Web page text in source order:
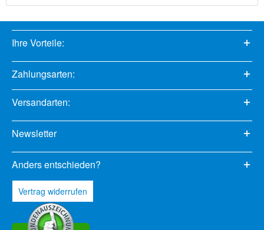
Ihre Vorteile:
Zahlungsarten:
Versandarten:
Newsletter
Anders entschieden?
Vertrag widerrufen